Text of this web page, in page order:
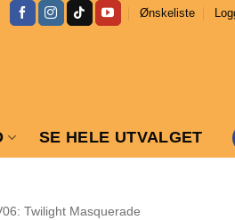
Ønskeliste
SE HELE UTVALGET
Twilight Masquerade